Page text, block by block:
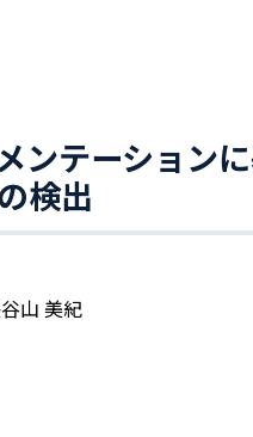
ンテーション
検出
山 美紀